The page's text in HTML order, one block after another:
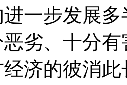
一步发展
劣、十分
济的彼消